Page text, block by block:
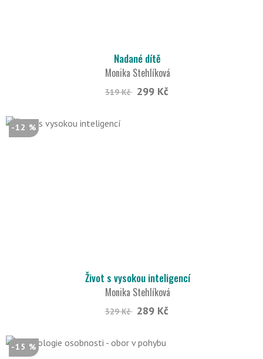
Nadané dítě
Monika Stehlíková
319 Kč 299 Kč
-12 %
Život s vysokou inteligencí
Monika Stehlíková
329 Kč 289 Kč
-15 %